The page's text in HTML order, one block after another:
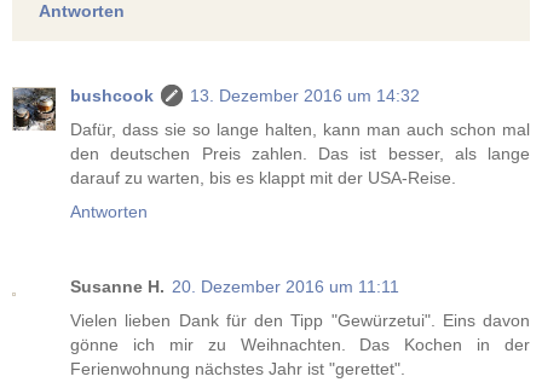
Antworten
bushcook
13. Dezember 2016 um 14:32
Dafür, dass sie so lange halten, kann man auch schon mal
den deutschen Preis zahlen. Das ist besser, als lange
darauf zu warten, bis es klappt mit der USA-Reise.
Antworten
Susanne H. 20. Dezember 2016 um 11:11
Vielen lieben Dank für den Tipp "Gewürzetui". Eins davon
gönne ich mir zu Weihnachten. Das Kochen in der
Ferienwohnung nächstes Jahr ist "gerettet".